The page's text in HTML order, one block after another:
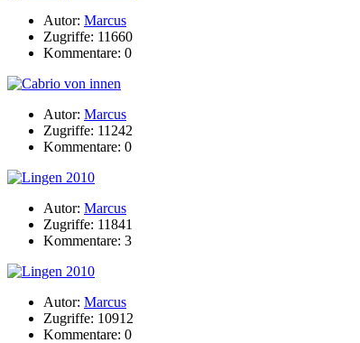
Autor: Marcus
Zugriffe: 11660
Kommentare: 0
Autor: Marcus
Zugriffe: 11242
Kommentare: 0
Autor: Marcus
Zugriffe: 11841
Kommentare: 3
Autor: Marcus
Zugriffe: 10912
Kommentare: 0